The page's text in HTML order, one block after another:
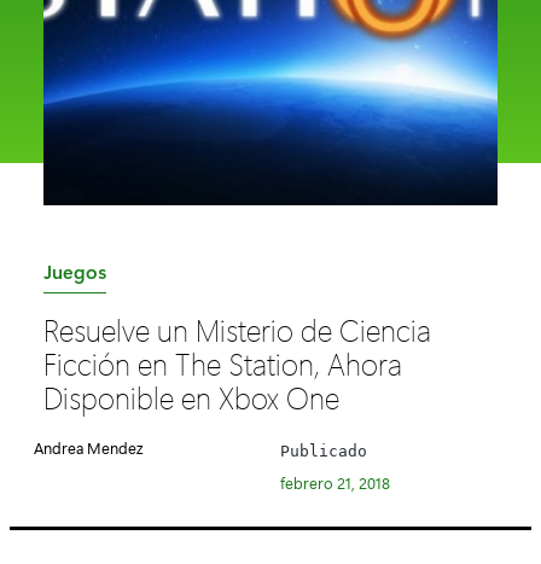
C
t
e
g
a
Juegos
Resuelve un Misterio de Ciencia
Ficción en The Station, Ahora
Disponible en Xbox One
Andrea Mendez Publicado
febrero 21, 2018